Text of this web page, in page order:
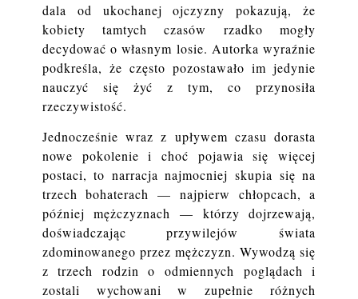
dala od ukochanej ojczyzny pokazują, że
kobiety tamtych czasów rzadko mogły
decydować o własnym losie. Autorka wyraźnie
podkreśla, że często pozostawało im jedynie
nauczyć się żyć z tym, co przynosiła
rzeczywistość.
Jednocześnie wraz z upływem czasu dorasta
nowe pokolenie i choć pojawia się więcej
postaci, to narracja najmocniej skupia się na
trzech bohaterach — najpierw chłopcach, a
później mężczyznach — którzy dojrzewają,
doświadczając przywilejów świata
zdominowanego przez mężczyzn. Wywodzą się
z trzech rodzin o odmiennych poglądach i
zostali wychowani w zupełnie różnych